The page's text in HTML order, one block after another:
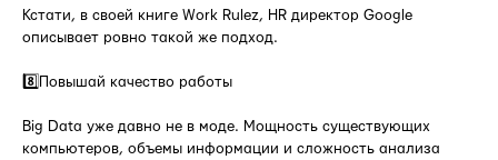
Кстати, в своей книге Work Rulez, HR директор Google
описывает ровно такой же подход.
8️⃣Повышай качество работы
Big Data уже давно не в моде. Мощность существующих
компьютеров, объемы информации и сложность анализа